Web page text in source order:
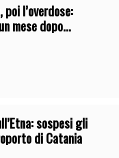
l’overdose:
mese dopo
sospesi gli
di Catania